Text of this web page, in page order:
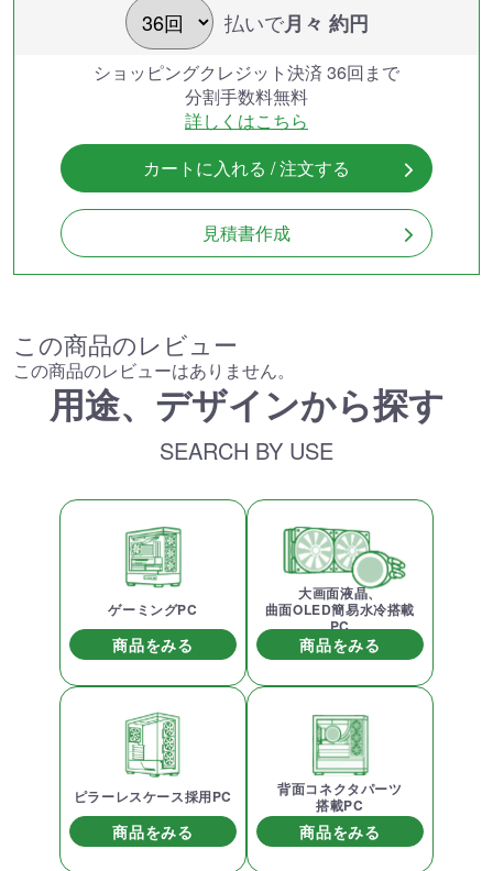
払いで月々 約円
ショッピングクレジット決済 36回まで
分割手数料無料
詳しくはこちら
カートに入れる / 注文する
見積書作成
この商品のレビュー
この商品のレビューはありません。
用途、デザインから探す
SEARCH BY USE
ゲーミングPC
商品をみる
大画面液晶、
曲面OLED簡易水冷搭載
PC
商品をみる
ピラーレスケース採用PC
商品をみる
背面コネクタパーツ
搭載PC
商品をみる